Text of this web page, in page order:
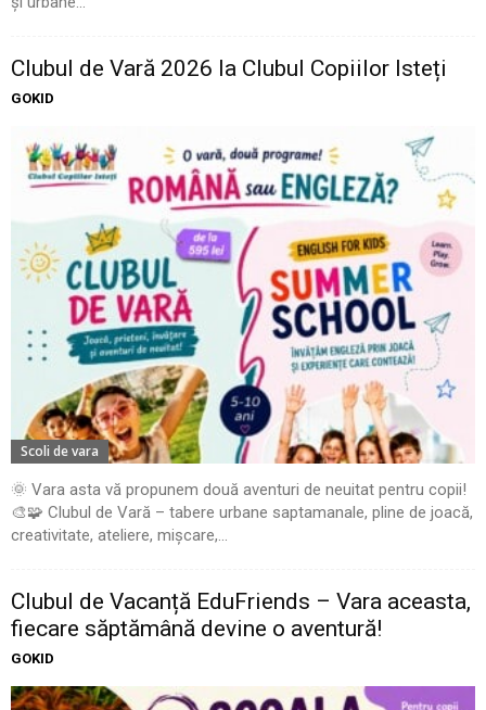
Clubul de Vară 2026 la Clubul Copiilor Isteți
GOKID
Scoli de vara
🌞 Vara asta vă propunem două aventuri de neuitat pentru copii!
🎨🧩 Clubul de Vară – tabere urbane saptamanale, pline de joacă,
creativitate, ateliere, mișcare,...
Clubul de Vacanță EduFriends – Vara aceasta,
fiecare săptămână devine o aventură!
GOKID